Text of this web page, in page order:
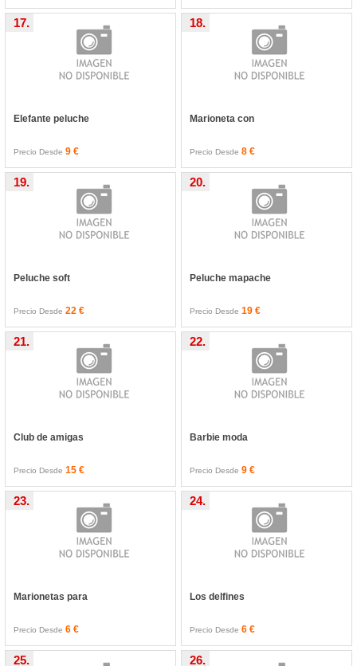
Elefante peluche
17.
Precio Desde9 €
Marioneta con
18.
Precio Desde 8 €
Peluche soft
19.
Precio Desde22 €
Peluche mapache
20.
Precio Desde 19 €
Club de amigas
21.
Precio Desde15 €
Barbie moda
22.
Precio Desde 9 €
Marionetas para
23.
Precio Desde6 €
Los delfines
24.
Precio Desde 6 €
25. 26.